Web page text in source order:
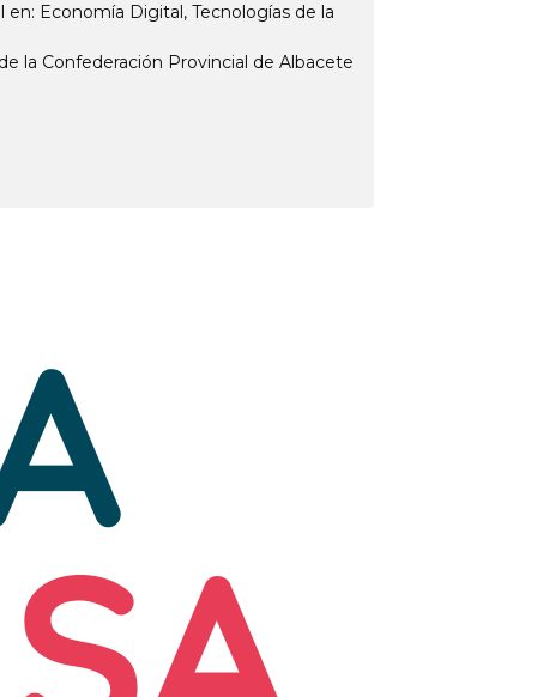
Economía Digital, Tecnologías de la
la Confederación Provincial de Albacete